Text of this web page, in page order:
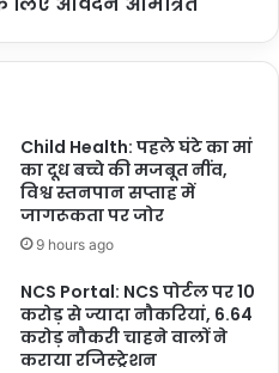
Child Health: पहले घंटे का मां
का दूध बच्चे की मजबूत नींव,
विश्व स्तनपान सप्ताह में
जागरूकता पर जोर
9 hours ago
NCS Portal: NCS पोर्टल पर 10
करोड़ से ज्यादा नौकरियां, 6.64
करोड़ नौकरी चाहने वालों ने
कराया रजिस्ट्रेशन